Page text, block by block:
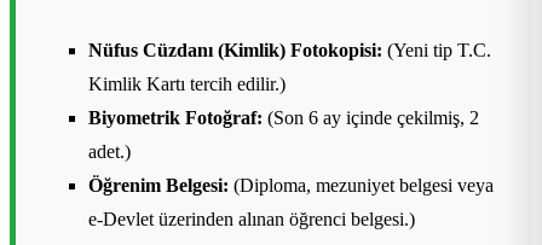
Nüfus Cüzdanı (Kimlik) Fotokopisi: (Yeni tip T.C.
Kimlik Kartı tercih edilir.)
Biyometrik Fotoğraf: (Son 6 ay içinde çekilmiş, 2
adet.)
Öğrenim Belgesi: (Diploma, mezuniyet belgesi veya
e-Devlet üzerinden alınan öğrenci belgesi.)